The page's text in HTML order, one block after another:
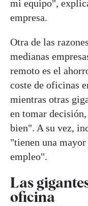
mi equipo",
empresa.
Otra de las
medianas
remoto es el
coste de oficinas
mientras otras
en tomar
bien". A su vez,
"tienen una
empleo".
Las
oficina